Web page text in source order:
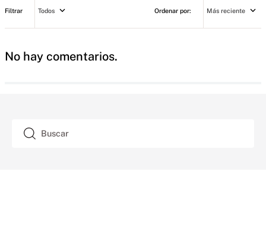
Más reciente
Todos
No hay comentarios.
Buscar